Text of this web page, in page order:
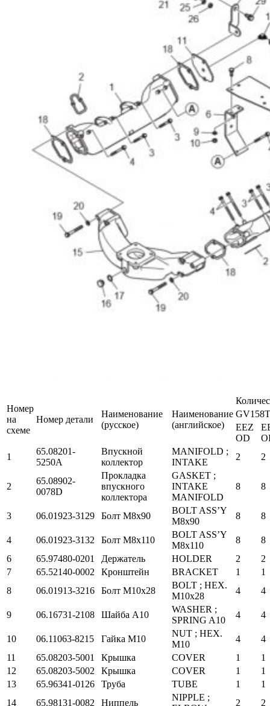
Номер
на
схеме
Номер детали
Наименование
(русское)
Наименование
(английское)
EEZ
OD
1
65.08201-
5250A
Впускной
коллектор
MANIFOLD ;
INTAKE
2 2
2
65.08902-
0078D
Прокладка
впускного
коллектора
GASKET ;
INTAKE
MANIFOLD
8 8
3 06.01923-3129 Болт М8х90
BOLT ASS’Y
M8x90
8 8
4 06.01923-3132 Болт М8х110
BOLT ASS’Y
M8x110
8
8
6
65.97480-0201 Держатель HOLDER 2
2
7
65.52140-0002 Кронштейн BRACKET 1
1
8
06.01913-3216 Болт М10х28
BOLT ; HEX.
M10x28
4 4
9 06.16731-2108 Шайба А10
WASHER ;
SPRING A10
4 4
10 06.11063-8215 Гайка М10
NUT ; HEX.
M10
4
4
11
65.08203-5001 Крышка COVER 1
1
12
65.08203-5002 Крышка COVER 1
1
13
65.96341-0126 Труба TUBE 1
1
14
65.98131-0082 Ниппель
NIPPLE ;
2 2